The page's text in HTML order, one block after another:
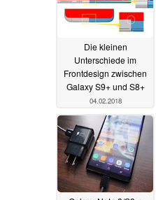
Die kleinen
Unterschiede im
Frontdesign zwischen
Galaxy S9+ und S8+
04.02.2018